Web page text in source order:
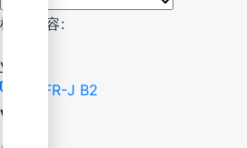
検索内容:
very
CEFR-J B2
very